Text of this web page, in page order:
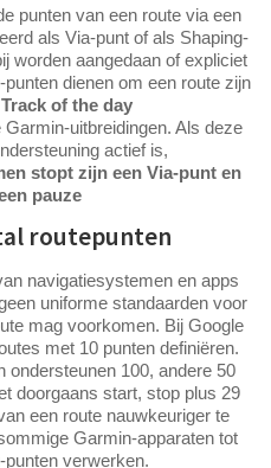
punten van een route via een
als Via-punt of als Shaping-
worden aangedaan of expliciet
dienen om een route zijn
Track of the day
uitbreidingen. Als deze
actief is,
stopt zijn een Via-punt en
pauze
routepunten
navigatiesystemen en apps
uniforme standaarden voor
mag voorkomen. Bij Google
met 10 punten definiëren.
ondersteunen 100, andere 50
doorgaans start, stop plus 29
een route nauwkeuriger te
Garmin-apparaten tot
punten verwerken.